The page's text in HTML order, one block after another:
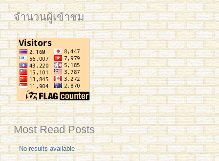
จำนวนผู้เข้าชม
Most Read Posts
No results available